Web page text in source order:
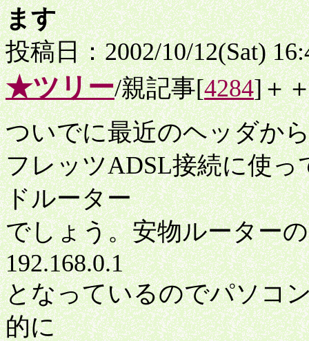
ます
投稿日：2002/10/12(Sat)
★ツリー/親記事[4284]＋
ついでに最近のヘッダか
フレッツADSL接続に使
ドルーター
でしょう。安物ルーター
192.168.0.1
となっているのでパソコ
的に